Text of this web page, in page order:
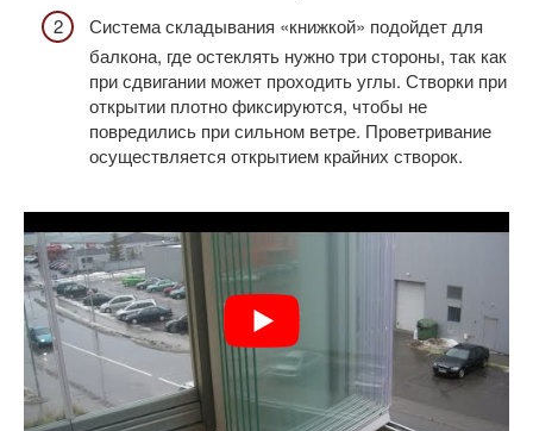
Система складывания «книжкой» подойдет для
балкона, где остеклять нужно три стороны, так как
при сдвигании может проходить углы. Створки при
открытии плотно фиксируются, чтобы не
повредились при сильном ветре. Проветривание
осуществляется открытием крайних створок.